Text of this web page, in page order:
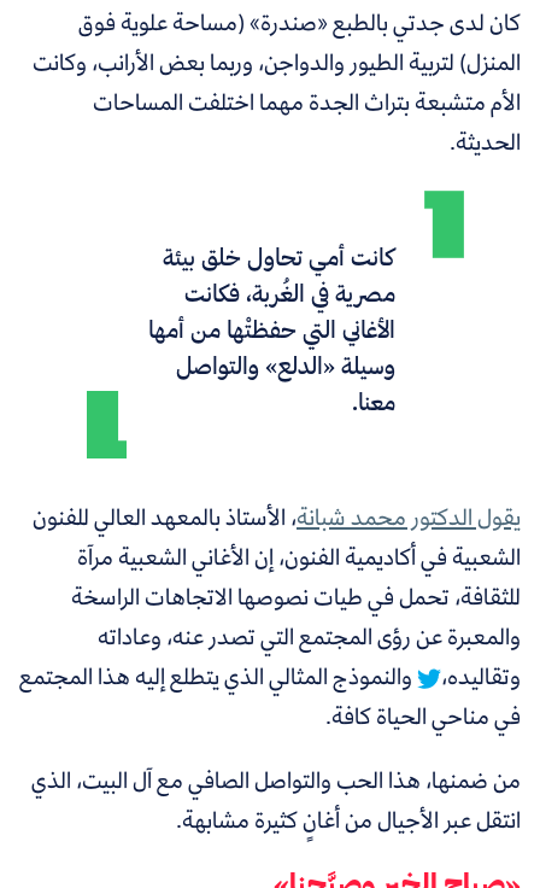
كان لدى جدتي بالطبع «صندرة» (مساحة علوية فوق
المنزل) لتربية الطيور والدواجن، وربما بعض الأرانب، وكانت
الأم متشبعة بتراث الجدة مهما اختلفت المساحات
الحديثة.
كانت أمي تحاول خلق بيئة
مصرية في الغُربة، فكانت
الأغاني التي حفظتْها من أمها
وسيلة «الدلع» والتواصل
معنا.
يقول الدكتور محمد شبانة، الأستاذ بالمعهد العالي للفنون
الشعبية في أكاديمية الفنون، إنالأغاني الشعبية مرآة
للثقافة، تحمل في طيات نصوصها الاتجاهات الراسخة
والمعبرة عن رؤى المجتمع التي تصدر عنه، وعاداته
وتقاليده،
والنموذج المثالي الذي يتطلع إليه هذا المجتمع
في مناحي الحياة كافة.
من ضمنها، هذا الحب والتواصل الصافي مع آل البيت، الذي
انتقل عبر الأجيال من أغانٍ كثيرة مشابهة.